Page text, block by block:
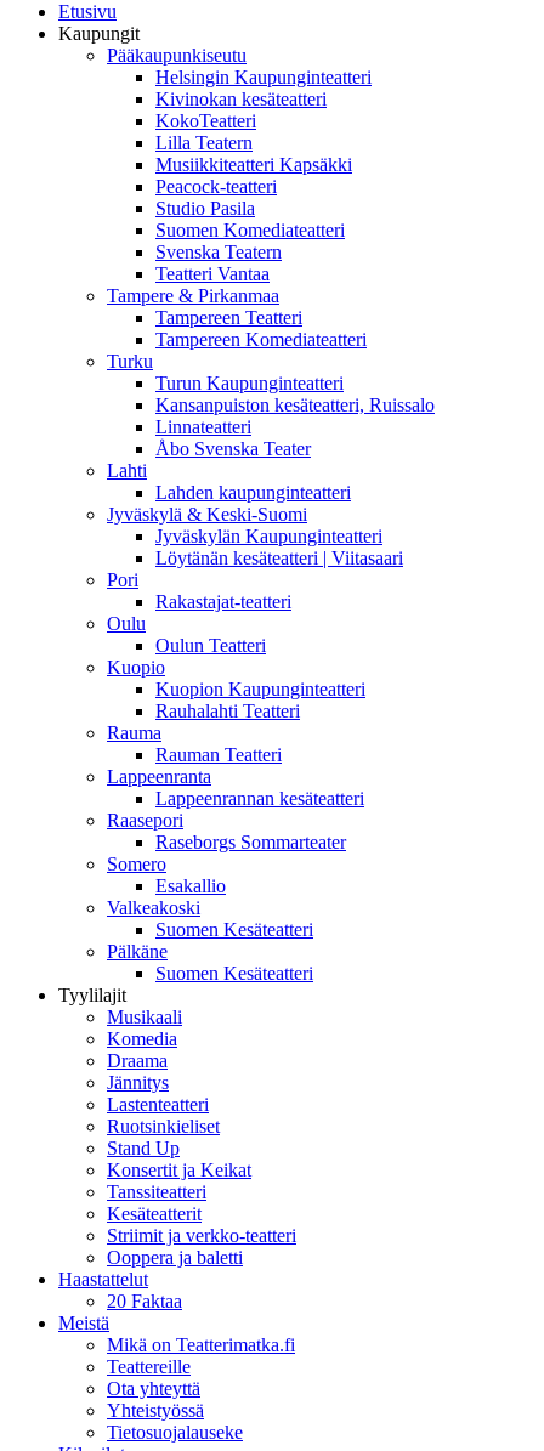
Etusivu
Kaupungit
Pääkaupunkiseutu
Helsingin Kaupunginteatteri
Kivinokan kesäteatteri
KokoTeatteri
Lilla Teatern
Musiikkiteatteri Kapsäkki
Peacock-teatteri
Studio Pasila
Suomen Komediateatteri
Svenska Teatern
Teatteri Vantaa
Tampere & Pirkanmaa
Tampereen Teatteri
Tampereen Komediateatteri
Turku
Turun Kaupunginteatteri
Kansanpuiston kesäteatteri, Ruissalo
Linnateatteri
Åbo Svenska Teater
Lahti
Lahden kaupunginteatteri
Jyväskylä & Keski-Suomi
Jyväskylän Kaupunginteatteri
Löytänän kesäteatteri | Viitasaari
Pori
Rakastajat-teatteri
Oulu
Oulun Teatteri
Kuopio
Kuopion Kaupunginteatteri
Rauhalahti Teatteri
Rauma
Rauman Teatteri
Lappeenranta
Lappeenrannan kesäteatteri
Raasepori
Raseborgs Sommarteater
Somero
Esakallio
Valkeakoski
Suomen Kesäteatteri
Pälkäne
Suomen Kesäteatteri
Tyylilajit
Musikaali
Komedia
Draama
Jännitys
Lastenteatteri
Ruotsinkieliset
Stand Up
Konsertit ja Keikat
Tanssiteatteri
Kesäteatterit
Striimit ja verkko-teatteri
Ooppera ja baletti
Haastattelut
20 Faktaa
Meistä
Mikä on Teatterimatka.fi
Teattereille
Ota yhteyttä
Yhteistyössä
Tietosuojalauseke